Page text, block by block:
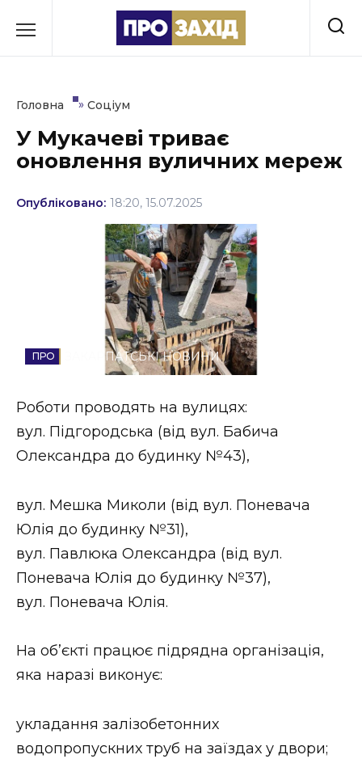
до
Культура
Освіта
Стиль життя
Втрачений Ужгород
Втрачений Ужгород (відеоверсія)
ЗАКАРПАТСЬКІ НОВИНИ
НОВИНИ ЗАХІДНОЇ УКРАЇНИ
ВІДЕО
Головна » Соціум
У Мукачеві триває
оновлення вуличних мереж
Опубліковано: 18:20, 15.07.2025
ЗАКАРПАТСЬКІ НОВИНИ
Роботи проводять на вулицях:
вул. Підгородська (від вул. Бабича
Олександра до будинку №43),
вул. Мешка Миколи (від вул. Поневача
Юлія до будинку №31),
вул. Павлюка Олександра (від вул.
Поневача Юлія до будинку №37),
вул. Поневача Юлія.
На об’єкті працює підрядна організація,
яка наразі виконує:
укладання залізобетонних
водопропускних труб на заїздах у двори;